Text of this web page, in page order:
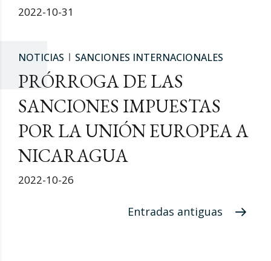
2022-10-31
NOTICIAS SANCIONES INTERNACIONALES
PRÓRROGA DE LAS
SANCIONES IMPUESTAS
POR LA UNIÓN EUROPEA A
NICARAGUA
2022-10-26
Entradas antiguas